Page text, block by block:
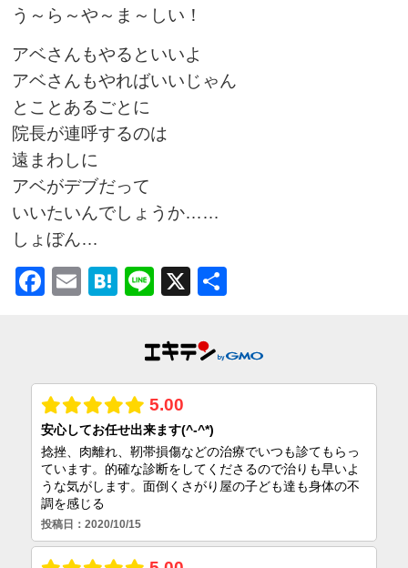
う～ら～や～ま～しい！
アベさんもやるといいよ
アベさんもやればいいじゃん
とことあるごとに
院長が連呼するのは
遠まわしに
アベがデブだって
いいたいんでしょうか……
しょぼん…
Facebook
EmailHatena
Line
X